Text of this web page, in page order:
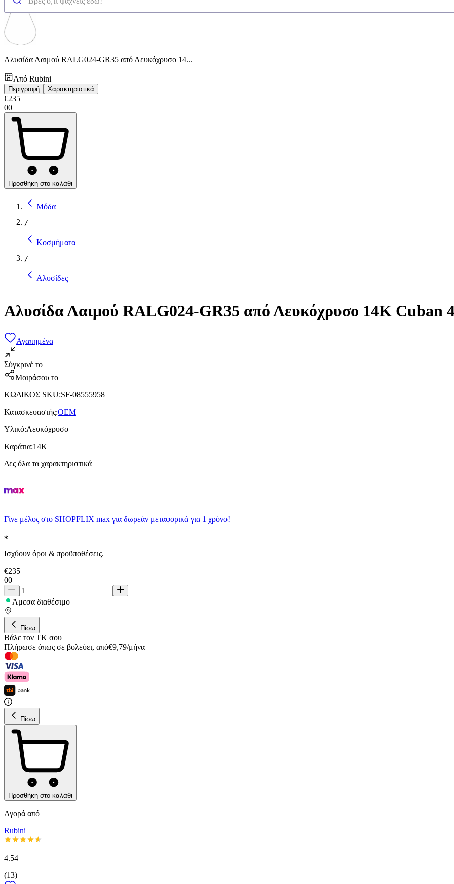
Αλυσίδα Λαιμού RALG024-GR35 από Λευκόχρυσο 14...
Από Rubini
Περιγραφή Χαρακτηριστικά
€235
00
Προσθήκη στο καλάθι
Μόδα
/
Κοσμήματα
/
Αλυσίδες
Αλυσίδα Λαιμού RALG024-GR35 από Λευκόχρυσο 14K Cuban
Αγαπημένα
Σύγκρινέ το
Μοιράσου το
ΚΩΔΙΚΟΣ SKU:SF-08555958
Κατασκευαστής:OEM
Υλικό:Λευκόχρυσο
Καράτια:14Κ
Δες όλα τα χαρακτηριστικά
Γίνε μέλος στο SHOPFLIX max για δωρεάν μεταφορικά για 1 χρόνο!
Ισχύουν όροι & προϋποθέσεις.
€235
00
Άμεσα διαθέσιμο
Πίσω
Βάλε τον ΤΚ σου
Πλήρωσε όπως σε βολεύει, από€9,79/μήνα
Πίσω
Προσθήκη στο καλάθι
Αγορά από
Rubini
4.54
(13)